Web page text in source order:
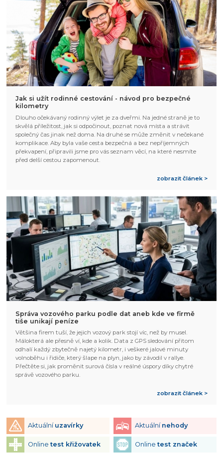
Jak si užít rodinné cestování - návod pro bezpečné
kilometry
Dlouho očekávaný rodinný výlet je za dveřmi. Na jedné straně je to
skvělá příležitost, jak si odpočinout, poznat nová místa a strávit
společný čas jinak než doma. Na druhé se může změnit v nečekané
komplikace. Aby byla vaše cesta bezpečná a bez nepříjemných
překvapení, připravili jsme pro vás seznam věcí, na které nesmíte
před delší cestou zapomenout.
zobrazit článek >
Správa vozového parku podle dat aneb kde ve firmě
tiše unikají peníze
Většina firem tuší, že jejich vozový park stojí víc, než by musel.
Málokterá ale přesně ví, kde a kolik. Data z GPS sledování přitom
odhalí každý zbytečně najetý kilometr, i veškeré jalové minuty
volnoběhu i řidiče, který šlape na plyn, jako by závodil v rallye.
Přečtěte si, jak proměnit surová čísla v reálné úspory díky chytré
správě vozového parku.
zobrazit článek >
Aktuální uzavírky Aktuální nehody
Onlinetest křižovatek Onlinetest značek